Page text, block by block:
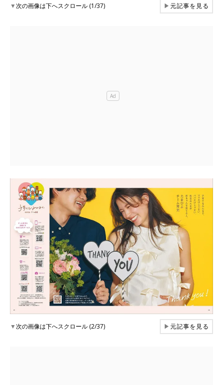
▼次の画像は下へスクロール (1/37) ▶元記事を見る
▼次の画像は下へスクロール (2/37) ▶元記事を見る